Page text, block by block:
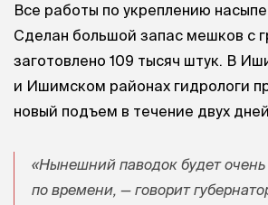
Все работы по укреплению
Сделан большой запас мешков с
заготовлено 109 тысяч штук. В
и Ишимском районах гидрологи
новый подъем в течение двух
«Нынешний паводок будет очень
по времени, — говорит